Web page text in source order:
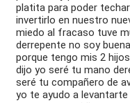
platita para poder
invertirlo en nuestro
miedo al fracaso tuve
derrepente no soy
porque tengo mis 2
dijo yo seré tu mano
seré tu compañero de
yo te ayudo a